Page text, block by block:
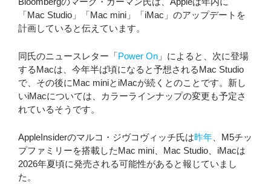
「Mac Studio」「Mac mini」「iMac」のアップデートを
計画していると伝えています。
同氏のニュースレター「Power On 」によると、次に登場
するMacは、今年半ば頃になると予想されるMac Studio
で、その後にMac miniとiMacが続くとのことです。新し
いiMacについては、カラーラインナップの変更も予定さ
れているそうです。
AppleInsiderのマルコ・ジヴコヴィッチ氏は昨年 、M5チッ
プファミリーを搭載したMac mini、Mac Studio、iMacは
2026年夏頃に発売される可能性があると報じていまし
た。